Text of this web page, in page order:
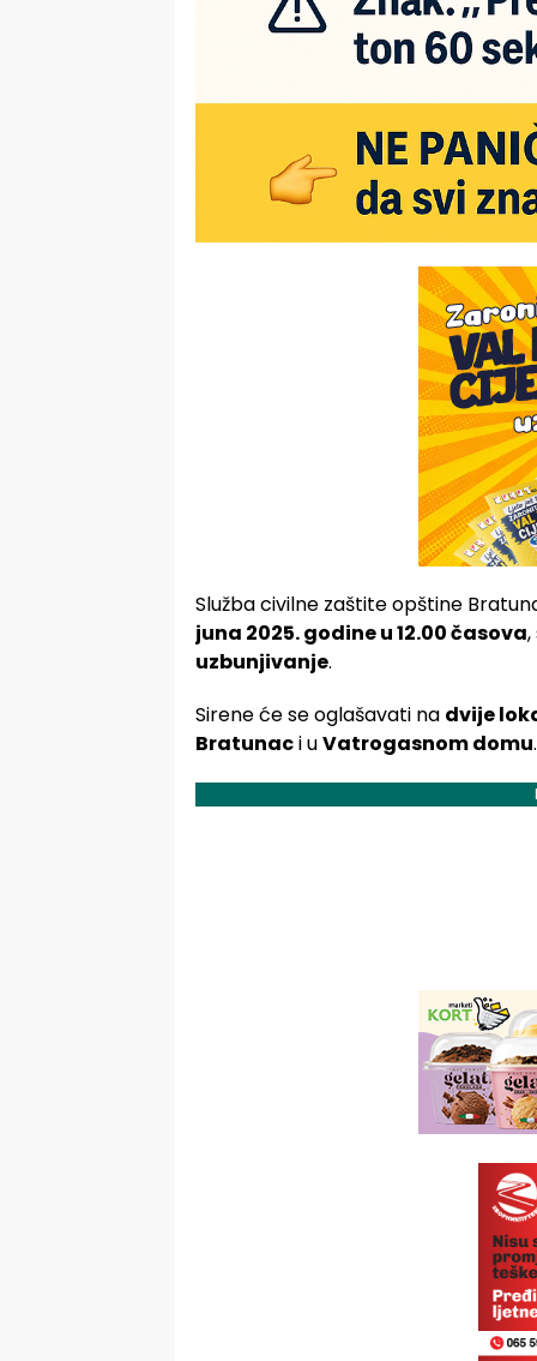
Služba civilne zaštite opštine
juna 2025. godine u 12.00 časova
uzbunjivanje.
Sirene će se oglašavati na dvije
Bratunaci uVatrogasnom domu.